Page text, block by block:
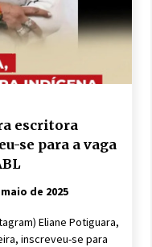
escritora
se para a vaga
de 2025
Eliane Potiguara,
inscreveu-se para